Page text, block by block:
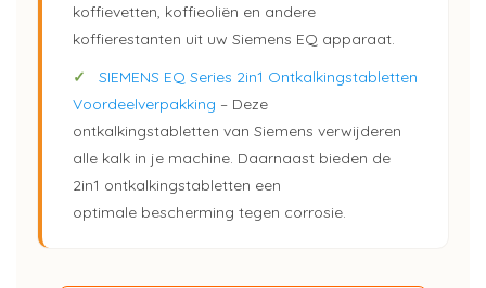
koffievetten, koffieoliën en andere
koffierestanten uit uw Siemens EQ apparaat.
✓
SIEMENS EQ Series 2in1 Ontkalkingstabletten
Voordeelverpakking – Deze
ontkalkingstabletten van Siemens verwijderen
alle kalk in je machine. Daarnaast bieden de
2in1 ontkalkingstabletten een
optimale bescherming tegen corrosie.